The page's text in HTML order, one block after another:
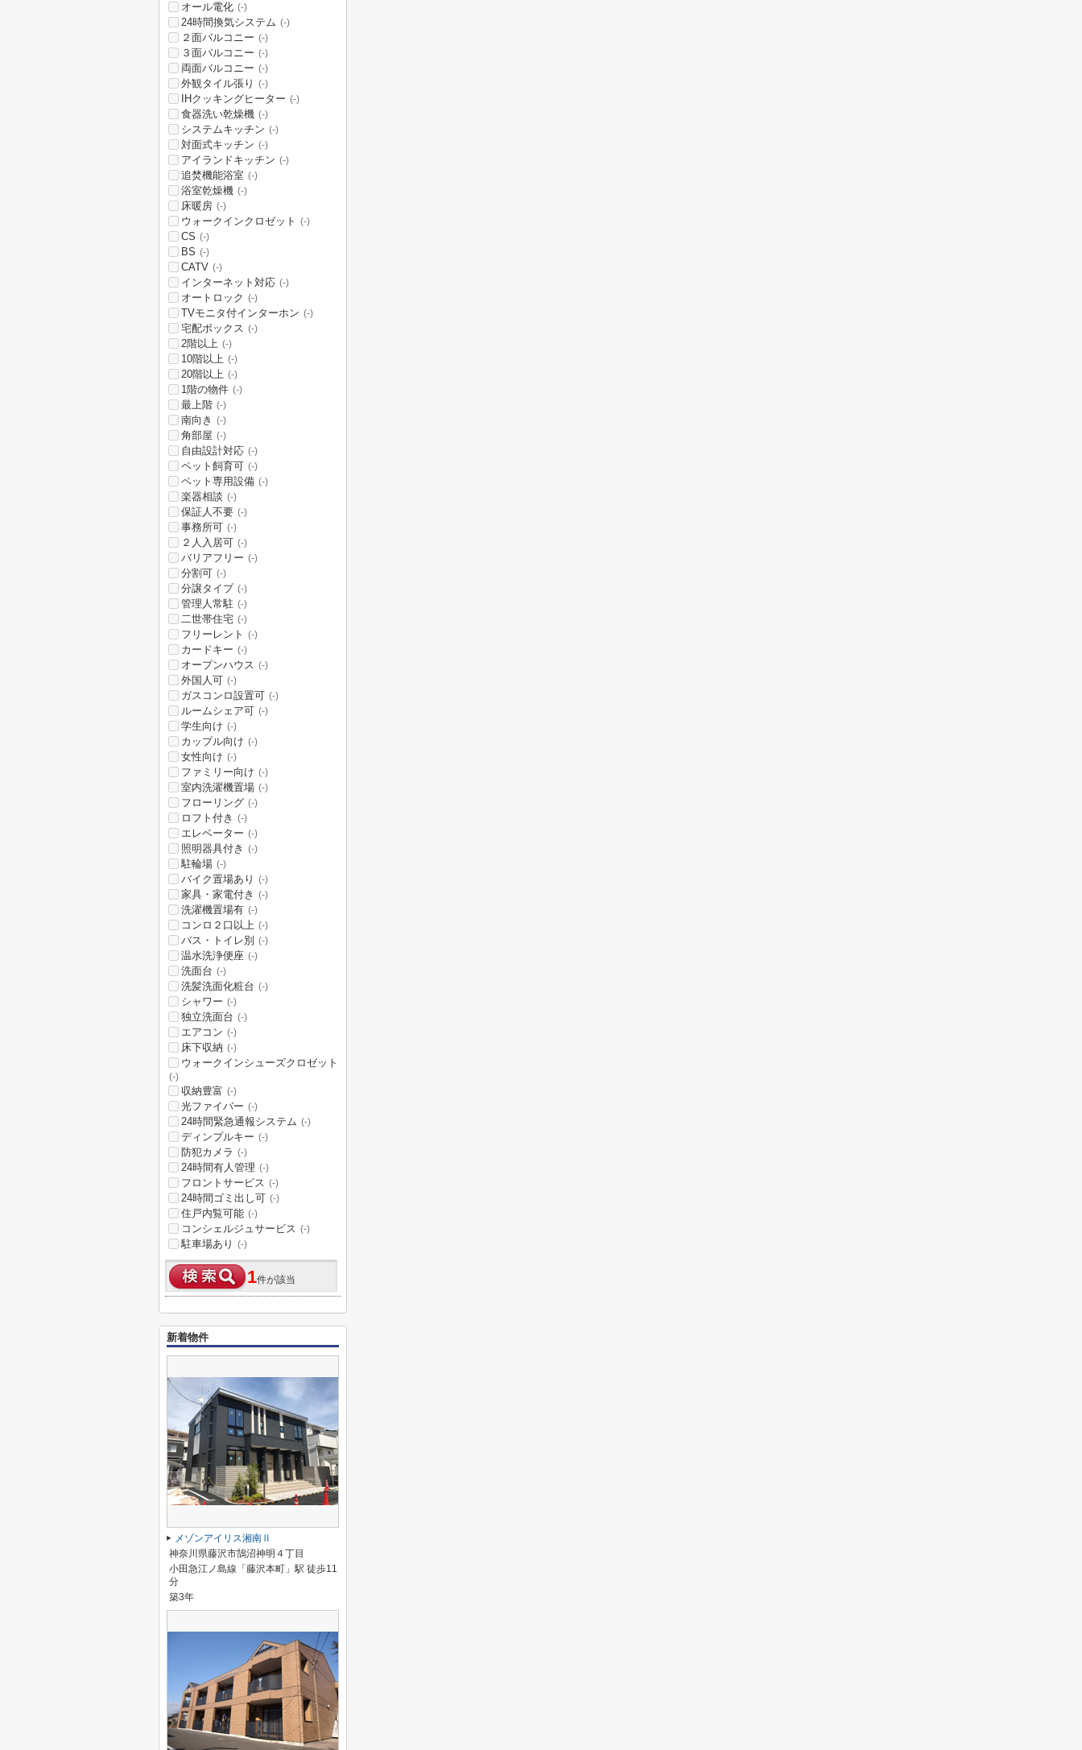
オール電化 (-)
24時間換気システム (-)
２面バルコニー (-)
３面バルコニー (-)
両面バルコニー (-)
外観タイル張り (-)
IHクッキングヒーター (-)
食器洗い乾燥機 (-)
システムキッチン (-)
対面式キッチン (-)
アイランドキッチン (-)
追焚機能浴室 (-)
浴室乾燥機 (-)
床暖房 (-)
ウォークインクロゼット (-)
CS (-)
BS (-)
CATV (-)
インターネット対応 (-)
オートロック (-)
TVモニタ付インターホン (-)
宅配ボックス (-)
2階以上 (-)
10階以上 (-)
20階以上 (-)
1階の物件 (-)
最上階 (-)
南向き (-)
角部屋 (-)
自由設計対応 (-)
ペット飼育可 (-)
ペット専用設備 (-)
楽器相談 (-)
保証人不要 (-)
事務所可 (-)
２人入居可 (-)
バリアフリー (-)
分割可 (-)
分譲タイプ (-)
管理人常駐 (-)
二世帯住宅 (-)
フリーレント (-)
カードキー (-)
オープンハウス (-)
外国人可 (-)
ガスコンロ設置可 (-)
ルームシェア可 (-)
学生向け (-)
カップル向け (-)
女性向け (-)
ファミリー向け (-)
室内洗濯機置場 (-)
フローリング (-)
ロフト付き (-)
エレベーター (-)
照明器具付き (-)
駐輪場 (-)
バイク置場あり (-)
家具・家電付き (-)
洗濯機置場有 (-)
コンロ２口以上 (-)
バス・トイレ別 (-)
温水洗浄便座 (-)
洗面台 (-)
洗髪洗面化粧台 (-)
シャワー (-)
独立洗面台 (-)
エアコン (-)
床下収納 (-)
ウォークインシューズクロゼット
(-)
収納豊富 (-)
光ファイバー (-)
24時間緊急通報システム (-)
ディンプルキー (-)
防犯カメラ (-)
24時間有人管理 (-)
フロントサービス (-)
24時間ゴミ出し可 (-)
住戸内覧可能 (-)
コンシェルジュサービス (-)
駐車場あり (-)
1件が該当
新着物件
メゾンアイリス湘南Ⅱ
神奈川県藤沢市鵠沼神明４丁目
小田急江ノ島線「藤沢本町」駅 徒歩11
分
築3年